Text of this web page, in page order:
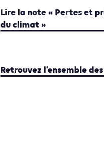
Lire la note « Pertes et
du climat »
Retrouvez l’ensemble